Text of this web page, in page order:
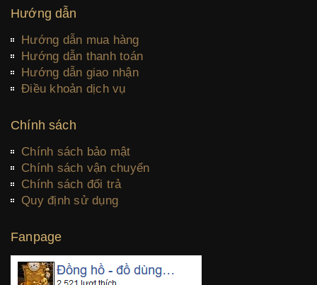
Hướng dẫn
Hướng dẫn mua hàng
Hướng dẫn thanh toán
Hướng dẫn giao nhận
Điều khoản dịch vụ
Chính sách
Chính sách bảo mật
Chính sách vận chuyển
Chính sách đổi trả
Quy định sử dụng
Fanpage